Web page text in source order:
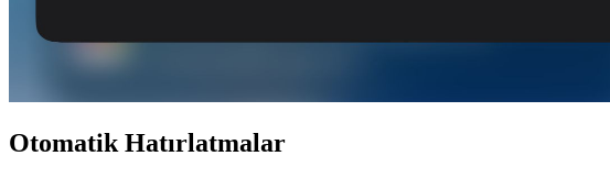
Otomatik Hatırlatmalar